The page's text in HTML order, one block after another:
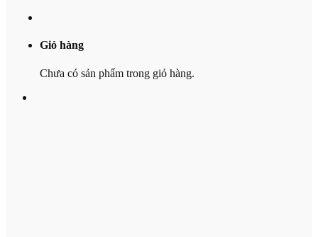
Giỏ hàng
Chưa có sản phẩm trong giỏ hàng.